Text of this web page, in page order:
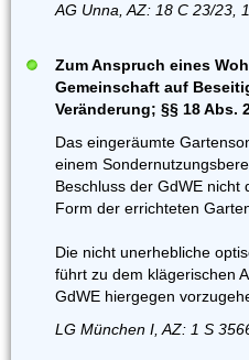
AG Unna, AZ: 18 C 23/23,
Zum Anspruch eines
Gemeinschaft auf
Veränderung; §§ 18 Abs.
Das eingeräumte
einem
Beschluss der GdWE nicht
Form der errichteten
Die nicht unerhebliche
führt zu dem klägerischen
GdWE hiergegen
LG München I, AZ: 1 S